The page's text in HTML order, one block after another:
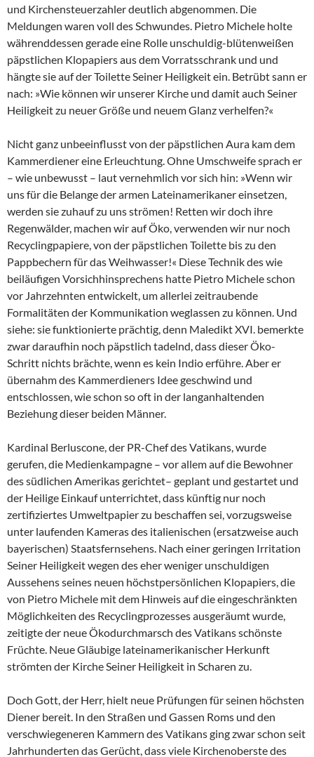
und Kirchensteuerzahler deutlich abgenommen. Die
Meldungen waren voll des Schwundes. Pietro Michele holte
währenddessen gerade eine Rolle unschuldig-blütenweißen
päpstlichen Klopapiers aus dem Vorratsschrank und und
hängte sie auf der Toilette Seiner Heiligkeit ein. Betrübt sann er
nach: »Wie können wir unserer Kirche und damit auch Seiner
Heiligkeit zu neuer Größe und neuem Glanz verhelfen?«
Nicht ganz unbeeinflusst von der päpstlichen Aura kam dem
Kammerdiener eine Erleuchtung. Ohne Umschweife sprach er
– wie unbewusst – laut vernehmlich vor sich hin: »Wenn wir
uns für die Belange der armen Lateinamerikaner einsetzen,
werden sie zuhauf zu uns strömen! Retten wir doch ihre
Regenwälder, machen wir auf Öko, verwenden wir nur noch
Recyclingpapiere, von der päpstlichen Toilette bis zu den
Pappbechern für das Weihwasser!« Diese Technik des wie
beiläufigen Vorsichhinsprechens hatte Pietro Michele schon
vor Jahrzehnten entwickelt, um allerlei zeitraubende
Formalitäten der Kommunikation weglassen zu können. Und
siehe: sie funktionierte prächtig, denn Maledikt XVI. bemerkte
zwar daraufhin noch päpstlich tadelnd, dass dieser Öko-
Schritt nichts brächte, wenn es kein Indio erführe. Aber er
übernahm des Kammerdieners Idee geschwind und
entschlossen, wie schon so oft in der langanhaltenden
Beziehung dieser beiden Männer.
Kardinal Berluscone, der PR-Chef des Vatikans, wurde
gerufen, die Medienkampagne – vor allem auf die Bewohner
des südlichen Amerikas gerichtet– geplant und gestartet und
der Heilige Einkauf unterrichtet, dass künftig nur noch
zertifiziertes Umweltpapier zu beschaffen sei, vorzugsweise
unter laufenden Kameras des italienischen (ersatzweise auch
bayerischen) Staatsfernsehens. Nach einer geringen Irritation
Seiner Heiligkeit wegen des eher weniger unschuldigen
Aussehens seines neuen höchstpersönlichen Klopapiers, die
von Pietro Michele mit dem Hinweis auf die eingeschränkten
Möglichkeiten des Recyclingprozesses ausgeräumt wurde,
zeitigte der neue Ökodurchmarsch des Vatikans schönste
Früchte. Neue Gläubige lateinamerikanischer Herkunft
strömten der Kirche Seiner Heiligkeit in Scharen zu.
Doch Gott, der Herr, hielt neue Prüfungen für seinen höchsten
Diener bereit. In den Straßen und Gassen Roms und den
verschwiegeneren Kammern des Vatikans ging zwar schon seit
Jahrhunderten das Gerücht, dass viele Kirchenoberste des